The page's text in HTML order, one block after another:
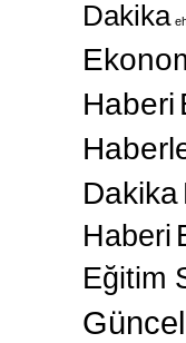
Dakika
Haberi
Dakika
Haberi
Eğitim
Güncel